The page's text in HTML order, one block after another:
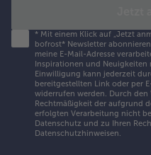
* Mit einem Klick auf „Jetzt
bofrost* Newsletter
meine E-Mail-Adresse
Inspirationen und
Einwilligung kann jederzeit
bereitgestellten Link oder per
widerrufen werden. Durch
Rechtmäßigkeit der aufgrund
erfolgten Verarbeitung nicht
Datenschutz und zu Ihren
Datenschutzhinweisen.